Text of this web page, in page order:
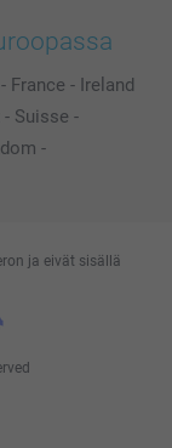
- France - Ireland
- Suisse -
-
ja eivät sisällä